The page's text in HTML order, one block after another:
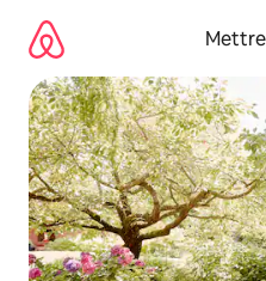
directement
contenu